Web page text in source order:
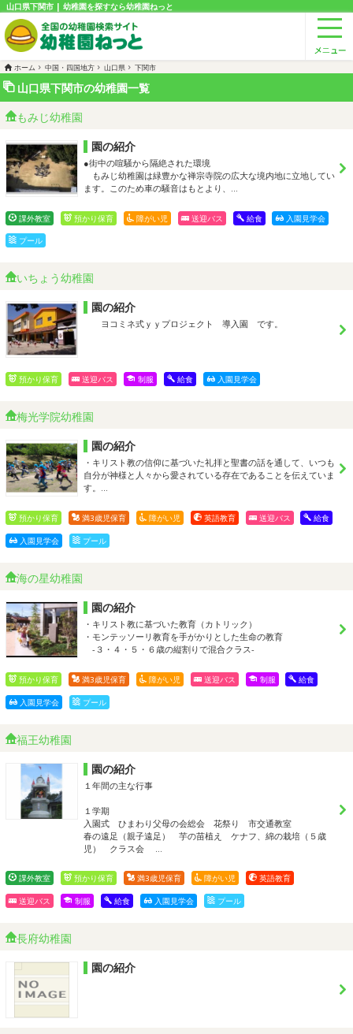
山口県下関市 | 幼稚園を探すなら幼稚園ねっと
ホーム 中国・四国地方 山口県 下関市
山口県下関市の幼稚園一覧
もみじ幼稚園
園の紹介
●街中の喧騒から隔絶された環境
もみじ幼稚園は緑豊かな禅宗寺院の広大な境内地に立地してい
ます。このため車の騒音はもとより、…
課外教室 預かり保育 障がい児 送迎バス 給食 入園見学会
プール
いちょう幼稚園
園の紹介
ヨコミネ式ｙｙプロジェクト 導入園 です。
預かり保育 送迎バス 制服 給食 入園見学会
梅光学院幼稚園
園の紹介
・キリスト教の信仰に基づいた礼拝と聖書の話を通して、いつも
自分が神様と人々から愛されている存在であることを伝えていま
す。…
預かり保育 満3歳児保育 障がい児 英語教育 送迎バス 給食
入園見学会 プール
海の星幼稚園
園の紹介
・キリスト教に基づいた教育（カトリック）
・モンテッソーリ教育を手がかりとした生命の教育
-３・４・５・６歳の縦割りで混合クラス-
預かり保育 満3歳児保育 障がい児 送迎バス 制服 給食
入園見学会 プール
福王幼稚園
園の紹介
１年間の主な行事
１学期
入園式 ひまわり父母の会総会 花祭り 市交通教室
春の遠足（親子遠足） 芋の苗植え ケナフ、綿の栽培（５歳
児） クラス会 …
課外教室 預かり保育 満3歳児保育 障がい児 英語教育
送迎バス 制服 給食 入園見学会 プール
長府幼稚園
園の紹介